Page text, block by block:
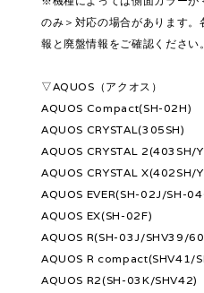
のみ＞対応の場合があります
報と廃盤情報をご確認ください。
▽AQUOS（アクオス）
AQUOS Compact(SH-02H)
AQUOS CRYSTAL(305SH)
AQUOS CRYSTAL 2(403SH/
AQUOS CRYSTAL X(402SH/
AQUOS EVER(SH-02J/SH-
AQUOS EX(SH-02F)
AQUOS R(SH-03J/SHV39/
AQUOS R compact(SHV41/
AQUOS R2(SH-03K/SHV42)